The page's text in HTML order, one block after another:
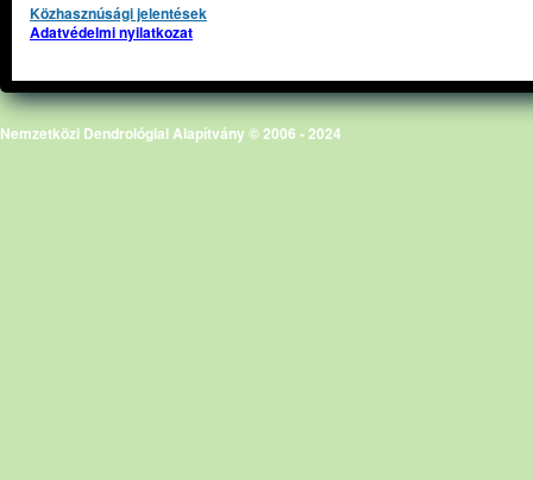
Közhasznúsági jelentések
Adatvédelmi nyilatkozat
Nemzetközi Dendrológiai Alapítvány © 2006 - 2024